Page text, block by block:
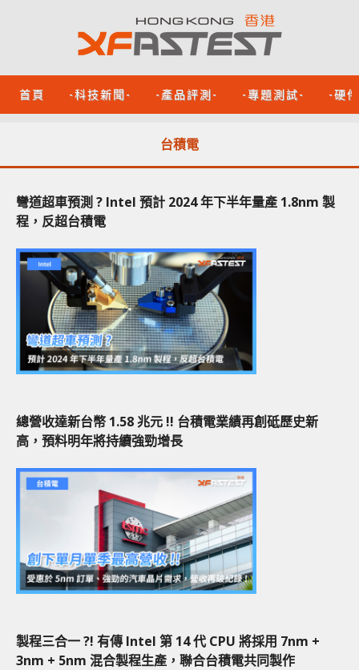
首頁 -科技新聞- -產品評測- -專題測試- -硬
台積電
彎道超車預測 ? Intel 預計 2024 年下半年量產 1.8nm 製
程，反超台積電
總營收達新台幣 1.58 兆元 !! 台積電業績再創砥歷史新
高，預料明年將持續強勁增長
製程三合一 ?! 有傳 Intel 第 14 代 CPU 將採用 7nm +
3nm + 5nm 混合製程生產，聯合台積電共同製作